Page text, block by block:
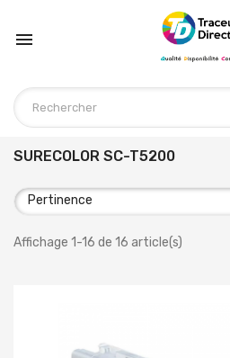

SURECOLOR SC-T5200
Pertinence
Affichage 1-16 de 16 article(s)